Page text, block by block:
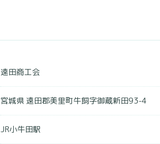
遠田商工会
宮城県 遠田郡美里町牛飼字御蔵新田93-4
JR小牛田駅